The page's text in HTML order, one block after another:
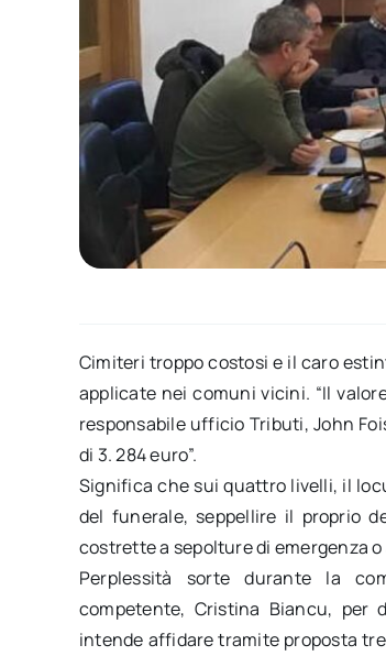
Cimiteri troppo costosi e il caro
applicate nei comuni vicini. “Il
responsabile ufficio Tributi, John
di 3. 284 euro”.
Significa che sui quattro livelli, il
del funerale, seppellire il proprio
costrette a sepolture di emergenza
Perplessità sorte durante la
competente, Cristina Biancu, per
intende affidare tramite proposta